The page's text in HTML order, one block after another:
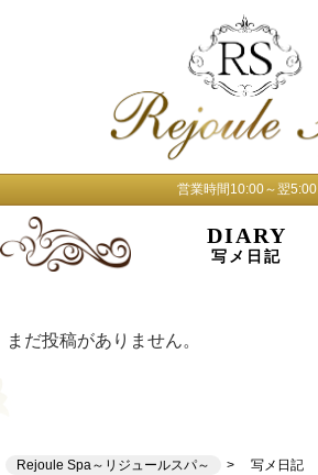
営業時間10:00～翌5:00
DIARY
写メ日記
まだ投稿がありません。
Rejoule Spa～リジュールスパ～ 写メ日記